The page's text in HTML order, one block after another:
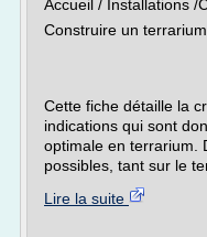
Accueil / Installations /
Construire un
Cette fiche détaille la
indications qui sont
optimale en terrarium.
possibles, tant sur le
Lire la suite